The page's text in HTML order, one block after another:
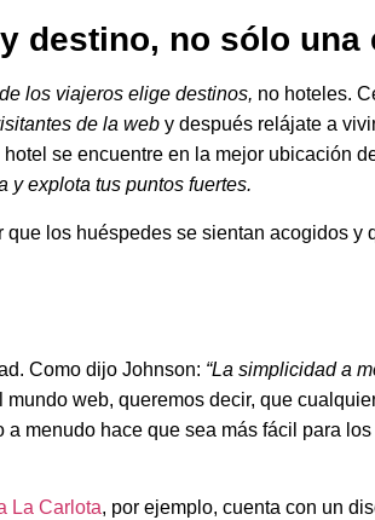
destino, no sólo una
los viajeros elige destinos, no hoteles.
de la web y después relájate a
se encuentre en la mejor ubicación
y explota tus puntos fuertes.
que los huéspedes se sientan acogidos y
Como dijo Johnson: “La simplicidad a
mundo web, queremos decir, que
menudo hace que sea más fácil para
La Carlota, por ejemplo, cuenta con un